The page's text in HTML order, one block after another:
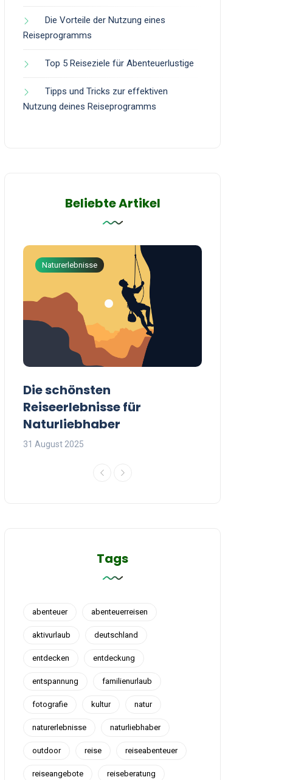
Die Vorteile der Nutzung eines
Reiseprogramms
Top 5 Reiseziele für Abenteuerlustige
Tipps und Tricks zur effektiven
Nutzung deines Reiseprogramms
Beliebte Artikel
Naturerlebnisse
Die schönsten
Reiseerlebnisse für
Naturliebhaber
31 August 2025
Tags
abenteuer abenteuerreisen
aktivurlaub deutschland
entdecken entdeckung
entspannung familienurlaub
fotografie kultur natur
naturerlebnisse naturliebhaber
outdoor reise reiseabenteuer
reiseangebote reiseberatung